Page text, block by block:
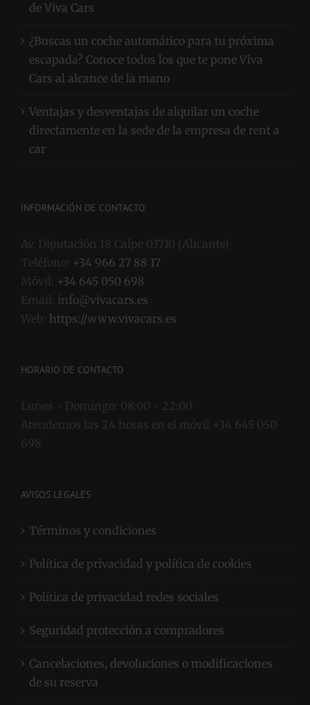
de Viva Cars
¿Buscas un coche automático para tu próxima
escapada? Conoce todos los que te pone Viva
Cars al alcance de la mano
Ventajas y desventajas de alquilar un coche
directamente en la sede de la empresa de rent a
car
INFORMACIÓN DE CONTACTO
Av. Diputación 18 Calpe 03710 (Alicante)
Teléfono: +34 966 27 88 17
Móvil: +34 645 050 698
Email: info@vivacars.es
Web: https://www.vivacars.es
HORARIO DE CONTACTO
Lunes - Domingo: 08:00 - 22:00
Atendemos las 24 horas en el móvil +34 645 050
698
AVISOS LEGALES
Términos y condiciones
Política de privacidad y política de cookies
Política de privacidad redes sociales
Seguridad protección a compradores
Cancelaciones, devoluciones o modificaciones
de su reserva